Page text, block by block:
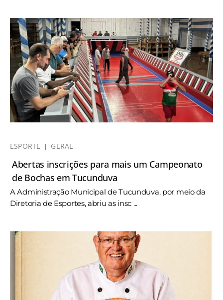
ESPORTE GERAL
Abertas inscrições para mais um Campeonato
de Bochas em Tucunduva
A Administração Municipal de Tucunduva, por meio da
Diretoria de Esportes, abriu as insc ...